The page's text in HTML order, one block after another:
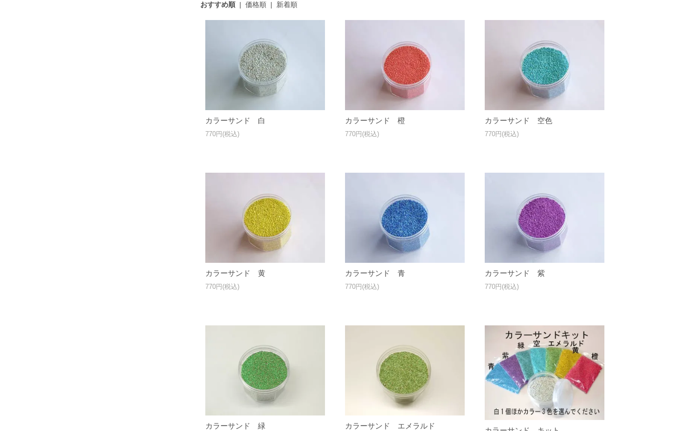
おすすめ順| 価格順| 新着順
カラーサンド 白
770円(税込)
カラーサンド 橙
770円(税込)
カラーサンド 空色
770円(税込)
カラーサンド 黄
770円(税込)
カラーサンド 青
770円(税込)
カラーサンド 紫
770円(税込)
カラーサンド 緑 カラーサンド エメラルド